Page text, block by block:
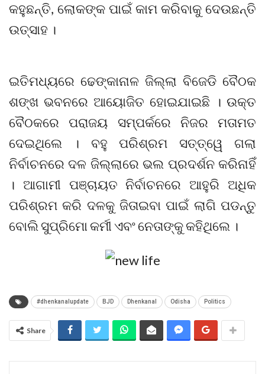
କହୁଛନ୍ତି, ଲୋକଙ୍କ ପାଇଁ କାମ କରିବାକୁ ଦେଉଛନ୍ତି
ଉତ୍ସାହ ।
ଇତିମଧ୍ୟରେ ଢେଙ୍କାନାଳ ଜିଲ୍ଲା ବିଜେଡି ବୈଠକ
ଶଙ୍ଖ ଭବନରେ ଆୟୋଜିତ ହୋଇଯାଇଛି । ଉକ୍ତ
ବୈଠକରେ ପରାଜୟ ସମ୍ପର୍କରେ ନିଜର ମତାମତ
ଦେଇଥିଲେ । ବହୁ ପରିଶ୍ରମ ସତ୍ତ୍ୱେ ଗଲା
ନିର୍ବାଚନରେ ଦଳ ଜିଲ୍ଲାରେ ଭଲ ପ୍ରଦର୍ଶନ କରିନାହିଁ
। ଆଗାମୀ ପଞ୍ଚାୟତ ନିର୍ବାଚନରେ ଆହୁରି ଅଧିକ
ପରିଶ୍ରମ କରି ଦଳକୁ ଜିତାଇବା ପାଇଁ ଲାଗି ପଡନ୍ତୁ
ବୋଲି ସୁପ୍ରିମୋ କର୍ମୀ ଏବଂ ନେତାଙ୍କୁ କହିଥିଲେ ।
#dhenkanalupdate BJD Dhenkanal Odisha Politics
Share